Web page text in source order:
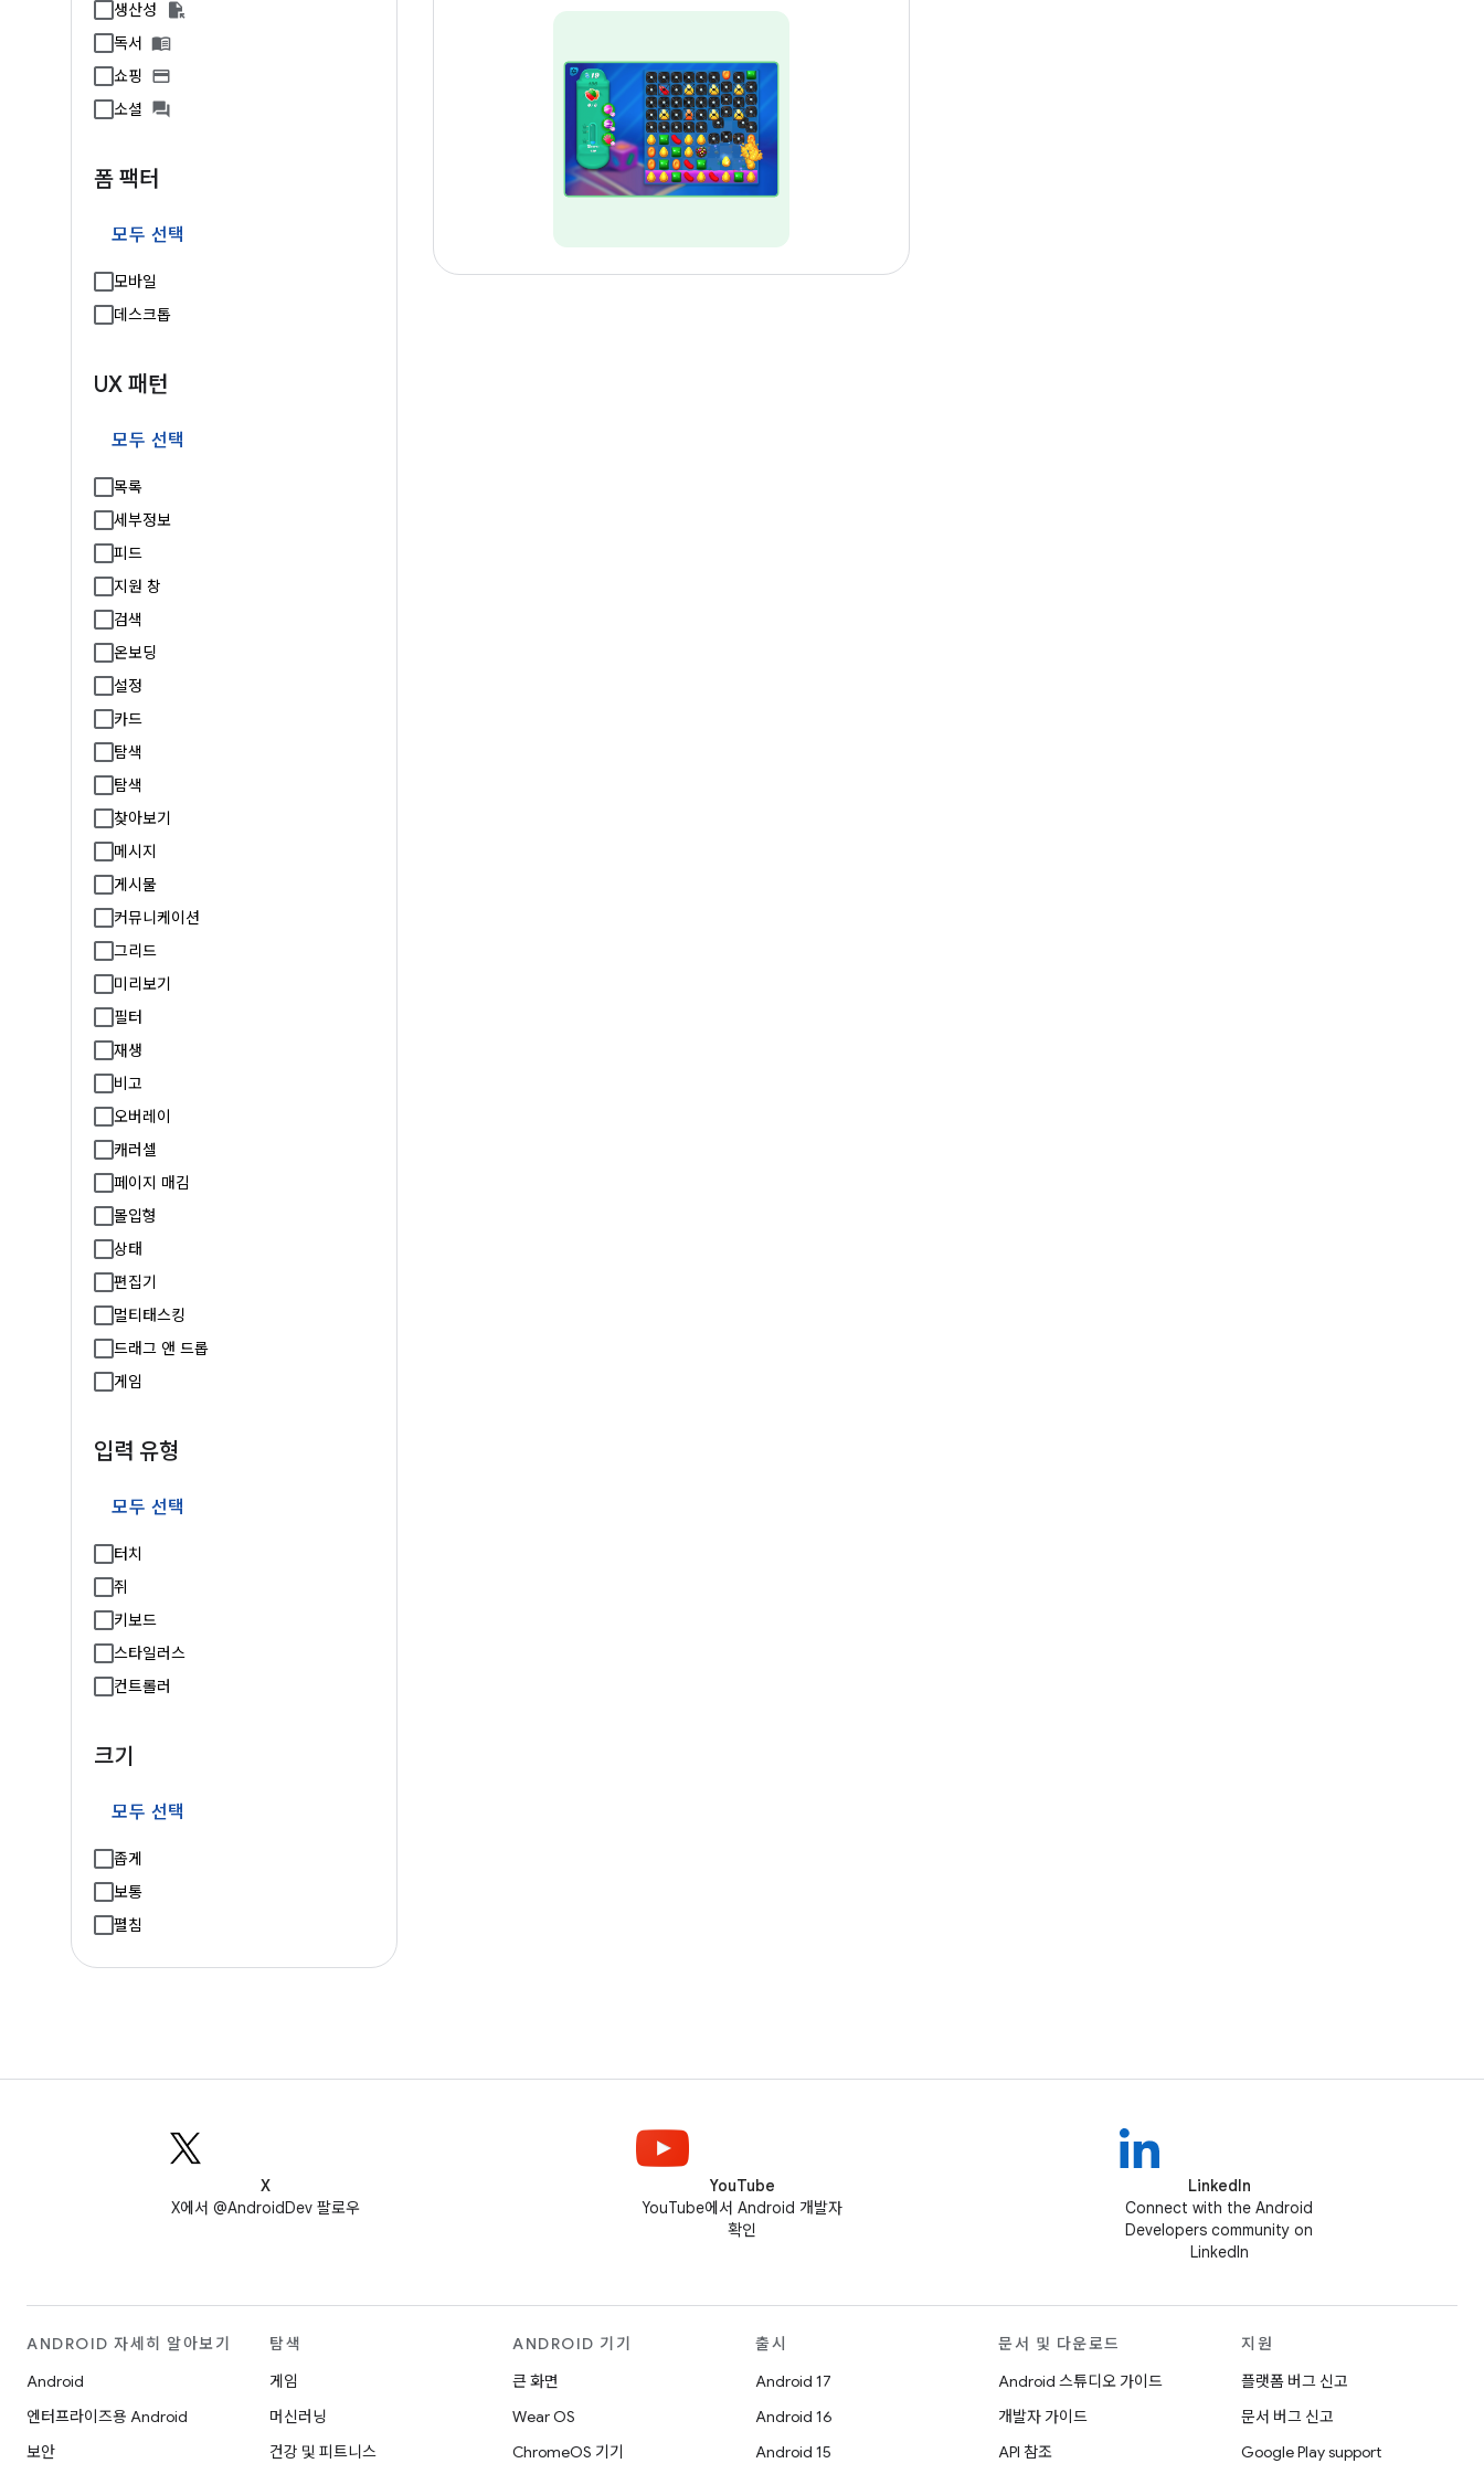
생산성
독서
쇼핑
소셜
폼 팩터
모두 선택
모바일
데스크톱
UX 패턴
모두 선택
목록
세부정보
피드
지원 창
검색
온보딩
설정
카드
탐색
탐색
찾아보기
메시지
게시물
커뮤니케이션
그리드
미리보기
필터
재생
비고
오버레이
캐러셀
페이지 매김
몰입형
상태
편집기
멀티태스킹
드래그 앤 드롭
게임
입력 유형
모두 선택
터치
쥐
키보드
스타일러스
컨트롤러
크기
모두 선택
좁게
보통
펼침
X
X에서 @AndroidDev 팔로우
YouTube
YouTube에서 Android 개발자
확인
LinkedIn
Connect with the Android
Developers community on
LinkedIn
ANDROID 자세히 알아보기
Android
엔터프라이즈용 Android
보안
탐색
게임
머신러닝
건강 및 피트니스
ANDROID 기기
큰 화면
Wear OS
ChromeOS 기기
출시
Android 17
Android 16
Android 15
문서 및 다운로드
Android 스튜디오 가이드
개발자 가이드
API 참조
지원
플랫폼 버그 신고
문서 버그 신고
Google Play support